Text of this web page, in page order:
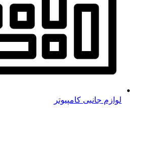
لوازم جانبی کامپیوتر